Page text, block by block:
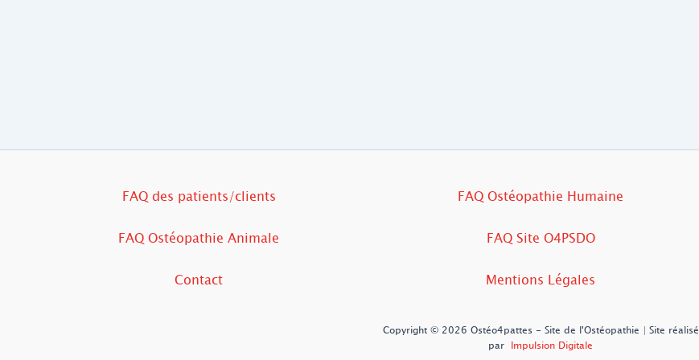
FAQ des patients/clients
FAQ Ostéopathie Animale
Contact
FAQ Ostéopathie Humaine
FAQ Site O4PSDO
Mentions Légales
Copyright © 2026 Ostéo4pattes - Site de l'Ostéopathie | Site réalisé
par Impulsion Digitale